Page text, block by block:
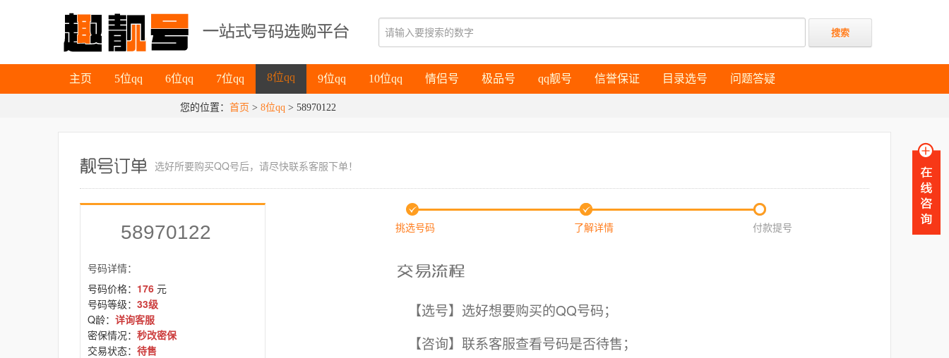
主页
主页
5位qq
5位qq
6位qq
6位qq
7位qq
8位qq
8位qq 9位qq 10位qq
10位qq
情侣号
情侣号
极品号
极品号
qq靓号
qq靓号
信誉保证
信誉保证
目录选号
目录选号
问题答疑
问题答疑
您的位置：首页 >8位qq > 58970122
选好所要购买QQ号后，请尽快联系客服下单！
58970122
号码详情：
号码价格： 176 元
号码等级： 33级
Q龄： 详询客服
密保情况： 秒改密保
交易状态： 待售
挑选号码 了解详情 付款提号
【选号】选好想要购买的QQ号码；
【咨询】联系客服查看号码是否待售；